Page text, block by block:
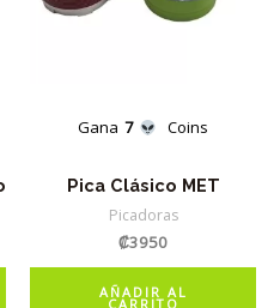
Gana 7 Coins
Pica Clásico MET
Picadoras
₡3950
AÑADIR AL
CARRITO